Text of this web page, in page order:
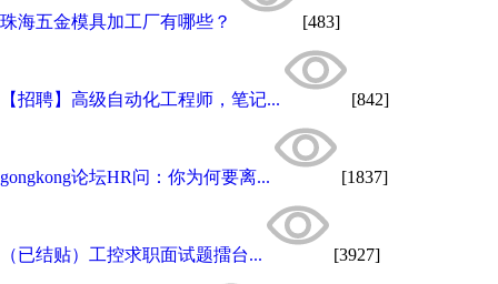
珠海五金模具加工厂有哪些？ [483]
【招聘】高级自动化工程师，笔记... [842]
gongkong论坛HR问：你为何要离... [1837]
（已结贴）工控求职面试题擂台... [3927]